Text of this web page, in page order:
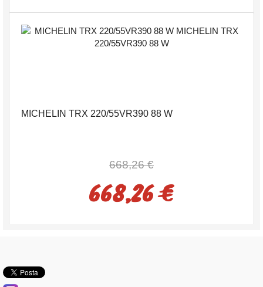
MICHELIN TRX 220/55VR390 88 W
668,26 €
668,26 €